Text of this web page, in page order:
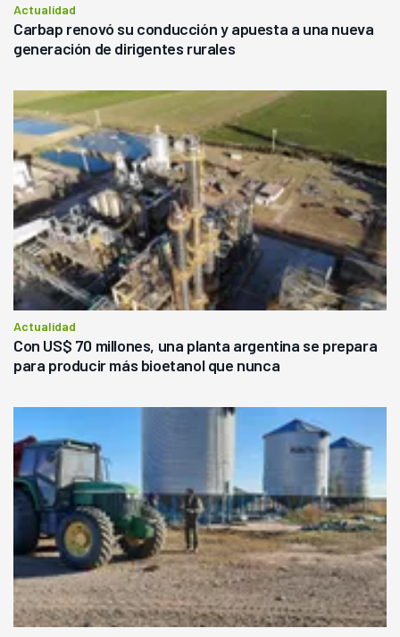
Actualidad
Carbap renovó su conducción y apuesta a una nueva
generación de dirigentes rurales
Actualidad
Con US$ 70 millones, una planta argentina se prepara
para producir más bioetanol que nunca